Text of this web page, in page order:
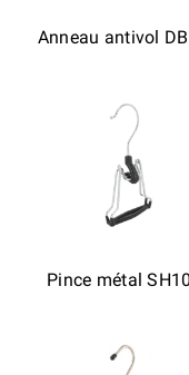
Anneau antivol
Pince métal